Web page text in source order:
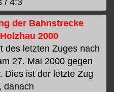
/ 4:3
der Bahnstrecke
2000
des letzten Zuges nach
27. Mai 2000 gegen
Dies ist der letzte Zug
danach